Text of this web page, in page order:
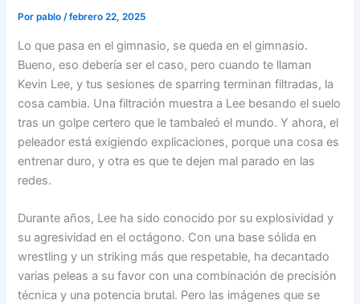
Porpablo/febrero 22, 2025
Lo que pasa en el gimnasio, se queda en el gimnasio.
Bueno, eso debería ser el caso, pero cuando te llaman
Kevin Lee, y tus sesiones de sparring terminan filtradas, la
cosa cambia. Una filtración muestra a Lee besando el suelo
tras un golpe certero que le tambaleó el mundo. Y ahora, el
peleador está exigiendo explicaciones, porque una cosa es
entrenar duro, y otra es que te dejen mal parado en las
redes.
Durante años, Lee ha sido conocido por su explosividad y
su agresividad en el octágono. Con una base sólida en
wrestling y un striking más que respetable, ha decantado
varias peleas a su favor con una combinación de precisión
técnica y una potencia brutal. Pero las imágenes que se